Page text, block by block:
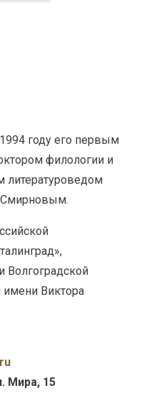
году его первым
филологии и
литературоведом
Смирновым.
Волгоградской
имени Виктора
Мира, 15